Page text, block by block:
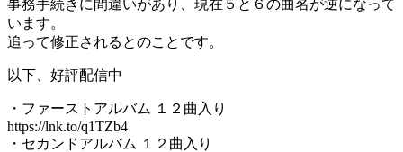
事務手続きに間違いがあり、現在５と６の曲名が逆になって
います。
追って修正されるとのことです。
以下、好評配信中
・ファーストアルバム １２曲入り
https://lnk.to/q1TZb4
・セカンドアルバム １２曲入り